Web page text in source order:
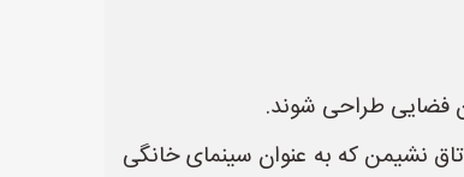
فضایی طراحی شوند.
نشیمن که به عنوان سینمای خانگی